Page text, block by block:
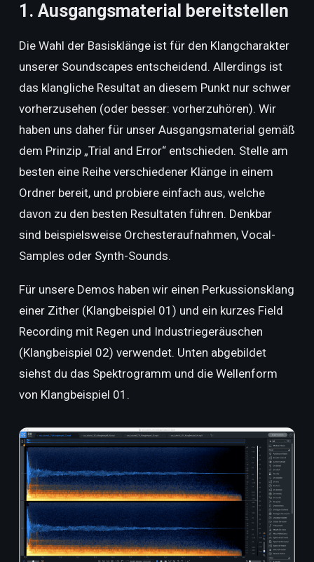
1. Ausgangsmaterial bereitstellen
Die Wahl der Basisklänge ist für den Klangcharakter
unserer Soundscapes entscheidend. Allerdings ist
das klangliche Resultat an diesem Punkt nur schwer
vorherzusehen (oder besser: vorherzuhören). Wir
haben uns daher für unser Ausgangsmaterial gemäß
dem Prinzip „Trial and Error“ entschieden. Stelle am
besten eine Reihe verschiedener Klänge in einem
Ordner bereit, und probiere einfach aus, welche
davon zu den besten Resultaten führen. Denkbar
sind beispielsweise Orchesteraufnahmen, Vocal-
Samples oder Synth-Sounds.
Für unsere Demos haben wir einen Perkussionsklang
einer Zither (Klangbeispiel 01) und ein kurzes Field
Recording mit Regen und Industriegeräuschen
(Klangbeispiel 02) verwendet. Unten abgebildet
siehst du das Spektrogramm und die Wellenform
von Klangbeispiel 01.